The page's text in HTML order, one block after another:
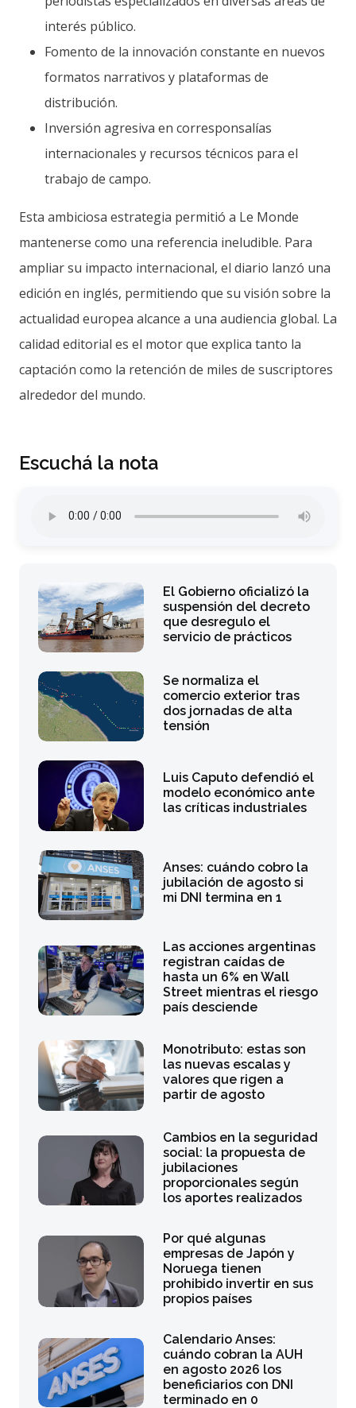
interés público.
Fomento de la innovación constante en nuevos
formatos narrativos y plataformas de
distribución.
Inversión agresiva en corresponsalías
internacionales y recursos técnicos para el
trabajo de campo.
Esta ambiciosa estrategia permitió a Le Monde
mantenerse como una referencia ineludible. Para
ampliar su impacto internacional, el diario lanzó una
edición en inglés, permitiendo que su visión sobre la
actualidad europea alcance a una audiencia global. La
calidad editorial es el motor que explica tanto la
captación como la retención de miles de suscriptores
alrededor del mundo.
Escuchá la nota
El Gobierno oficializó la
suspensión del decreto
que desregulo el
servicio de prácticos
Se normaliza el
comercio exterior tras
dos jornadas de alta
tensión
Luis Caputo defendió el
modelo económico ante
las críticas industriales
Anses: cuándo cobro la
jubilación de agosto si
mi DNI termina en 1
Las acciones argentinas
registran caídas de
hasta un 6% en Wall
Street mientras el riesgo
país desciende
Monotributo: estas son
las nuevas escalas y
valores que rigen a
partir de agosto
Cambios en la seguridad
social: la propuesta de
jubilaciones
proporcionales según
los aportes realizados
Por qué algunas
empresas de Japón y
Noruega tienen
prohibido invertir en sus
propios países
Calendario Anses:
cuándo cobran la AUH
en agosto 2026 los
beneficiarios con DNI
terminado en 0